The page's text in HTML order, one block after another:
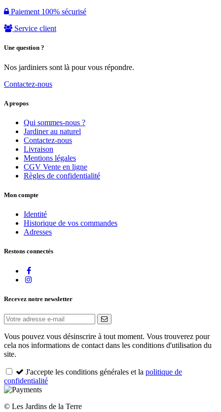
Paiement 100% sécurisé
Service client
Une question ?
Nos jardiniers sont là pour vous répondre.
Contactez-nous
A propos
Qui sommes-nous ?
Jardiner au naturel
Contactez-nous
Livraison
Mentions légales
CGV Vente en ligne
Règles de confidentialité
Mon compte
Identité
Historique de vos commandes
Adresses
Restons connectés
Recevez notre newsletter
Vous pouvez vous désinscrire à tout moment. Vous trouverez pour
cela nos informations de contact dans les conditions d'utilisation du
site.
J'accepte les conditions générales et la politique de
confidentialité
© Les Jardins de la Terre